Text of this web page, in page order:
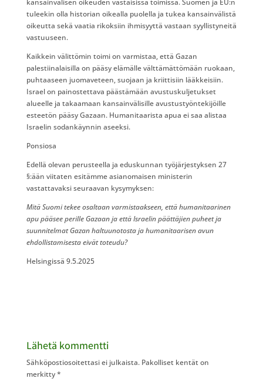
kansainvälisen oikeuden vastaisissa toimissa. Suomen ja EU:n
tuleekin olla historian oikealla puolella ja tukea kansainvälistä
oikeutta sekä vaatia rikoksiin ihmisyyttä vastaan syyllistyneitä
vastuuseen.
Kaikkein välittömin toimi on varmistaa, että Gazan
palestiinalaisilla on pääsy elämälle välttämättömään ruokaan,
puhtaaseen juomaveteen, suojaan ja kriittisiin lääkkeisiin.
Israel on painostettava päästämään avustuskuljetukset
alueelle ja takaamaan kansainvälisille avustustyöntekijöille
esteetön pääsy Gazaan. Humanitaarista apua ei saa alistaa
Israelin sodankäynnin aseeksi.
Ponsiosa
Edellä olevan perusteella ja eduskunnan työjärjestyksen 27
§:ään viitaten esitämme asianomaisen ministerin
vastattavaksi seuraavan kysymyksen:
Mitä Suomi tekee osaltaan varmistaakseen, että humanitaarinen
apu pääsee perille Gazaan ja että Israelin päättäjien puheet ja
suunnitelmat Gazan haltuunotosta ja humanitaarisen avun
ehdollistamisesta eivät toteudu?
Helsingissä 9.5.2025
Lähetä kommentti
Sähköpostiosoitettasi ei julkaista. Pakolliset kentät on
merkitty*